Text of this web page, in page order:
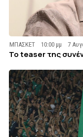
ΜΠΑΣΚΕΤ 10:00 μμ 7
To teaser της